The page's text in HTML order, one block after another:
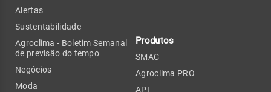
Alertas
Sustentabilidade
Agroclima - Boletim Semanal
de previsão do tempo
Negócios
Moda
Produtos
SMAC
Agroclima PRO
API